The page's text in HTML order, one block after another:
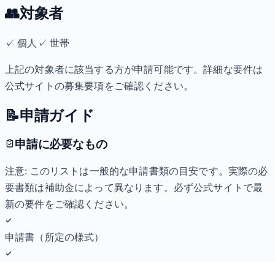
👥対象者
✓個人 ✓ 世帯
上記の対象者に該当する方が申請可能です。詳細な要件は
公式サイトの募集要項をご確認ください。
📝申請ガイド
申請に必要なもの
注意: このリストは一般的な申請書類の目安です。実際の必
要書類は補助金によって異なります。必ず公式サイトで最
新の要件をご確認ください。
申請書（所定の様式）